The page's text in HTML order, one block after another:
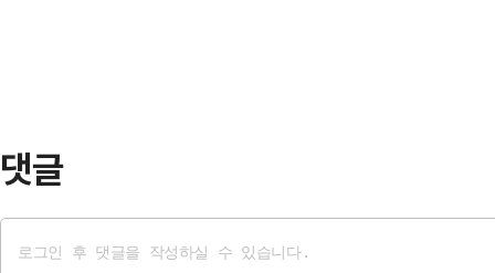
댓글